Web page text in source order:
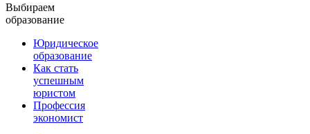
Выбираем
образование
Юридическое
образование
Как стать
успешным
юристом
Профессия
экономист